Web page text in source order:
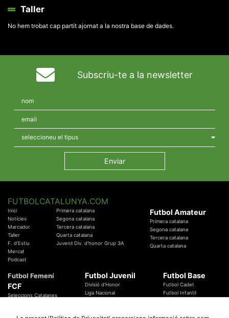
Taller
No hem trobat cap partit ajornat a la nostra base de dades.
Subscriu-te a la newsletter
FUTBOLCATALUNYA.COM
Inici
Notícies
Marcador
Taller
F. d'Estiu
Mercat
Podcast
Primera catalana
Segona catalana
Tercera catalana
Quarta catalana
Juvenil Div. d'honor Grup 3A
Futbol Amateur
Primera catalana
Segona catalana
Tercera catalana
Quarta catalana
Futbol Femení
FCF
Seleccions Catalanes
Futbol Juvenil
Divisió d'Honor
Liga Nacional
Futbol Base
Futbol Cadet
Futbol Infantil